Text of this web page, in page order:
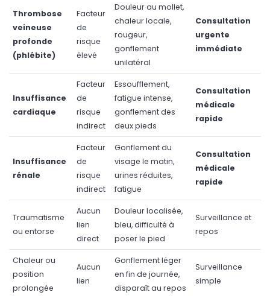
Thrombose
veineuse
profonde
(phlébite)
Facteur
de
risque
élevé
Douleur au mollet,
chaleur locale,
rougeur,
gonflement
unilatéral
Consultation
urgente
immédiate
Insuffisance
cardiaque
Facteur
de
risque
indirect
Essoufflement,
fatigue intense,
gonflement des
deux pieds
Consultation
médicale
rapide
Insuffisance
rénale
Facteur
de
risque
indirect
Gonflement du
visage le matin,
urines réduites,
fatigue
Consultation
médicale
rapide
Traumatisme
ou entorse
Aucun
lien
direct
Douleur localisée,
bleu, difficulté à
poser le pied
Surveillance et
repos
Chaleur ou
position
prolongée
Aucun
lien
Gonflement léger
en fin de journée,
disparaît au repos
Surveillance
simple